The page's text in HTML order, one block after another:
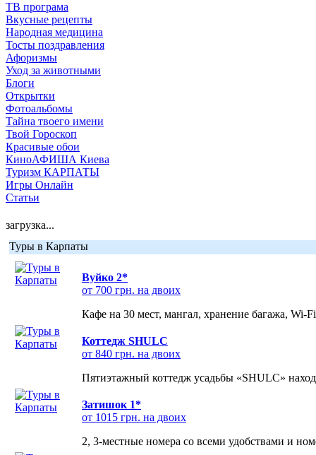
ТВ програма
Вкусные рецепты
Народная медицина
Тосты поздравления
Афоризмы
Уход за животными
Блоги
Открытки
Фотоальбомы
Тайна твоего имени
Твой Гороскоп
Красивые обои
КиноАФИША Киева
Туризм КАРПАТЫ
Игры Онлайн
Статьи
загрузка...
Туры в Карпаты
Вуйко 2*
от 700 грн. на двоих
Кафе на 30 мест, мангал, хранение багажа, Wi-
Коттедж SHULC
от 840 грн. на двоих
Пятиэтажный коттедж усадьбы «SHULC»
Затишок 1*
от 1015 грн. на двоих
2, 3-местные номера со всеми удобствами и